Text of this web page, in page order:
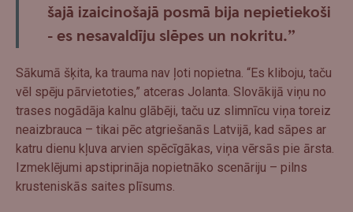
šajā izaicinošajā posmā bija nepietiekoši
- es nesavaldīju slēpes un nokritu.”
Sākumā šķita, ka trauma nav ļoti nopietna. “Es kliboju, taču
vēl spēju pārvietoties,” atceras Jolanta. Slovākijā viņu no
trases nogādāja kalnu glābēji, taču uz slimnīcu viņa toreiz
neaizbrauca – tikai pēc atgriešanās Latvijā, kad sāpes ar
katru dienu kļuva arvien spēcīgākas, viņa vērsās pie ārsta.
Izmeklējumi apstiprināja nopietnāko scenāriju – pilns
krusteniskās saites plīsums.